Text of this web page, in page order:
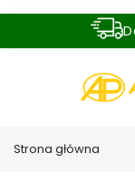
Strona główna